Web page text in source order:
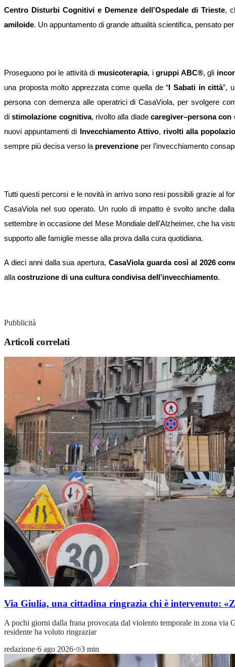
Centro Disturbi Cognitivi e Demenze dell’Ospedale di Trieste,
amiloide. Un appuntamento di grande attualità scientifica, pensato
Proseguono poi le attività di musicoterapia, igruppi ABC®, gli
una proposta molto apprezzata come quella de “I Sabati in città”,
persona con demenza alle operatrici di CasaViola, per svolgere
distimolazione cognitiva, rivolto alla diade caregiver–persona
nuovi appuntamenti di Invecchiamento Attivo, rivolti alla
sempre più decisa verso la prevenzione per l’invecchiamento
Tutti questi percorsi e le novità in arrivo sono resi possibili grazie al
CasaViola nel suo operato. Un ruolo di impatto è svolto anche dalla
settembre in occasione del Mese Mondiale dell’Alzheimer, che ha
supporto alle famiglie messe alla prova dalla cura quotidiana.
A dieci anni dalla sua apertura,CasaViola guarda così al 2026
alla costruzione di una cultura condivisa dell’invecchiamento.
Pubblicità
Articoli correlati
Via Giulia, una cittadina ringrazia chi è intervenuto:
A pochi giorni dalla frana provocata dal violento temporale in zona via
residente ha voluto ringraziar
redazione·6 ago 2026· 3 min